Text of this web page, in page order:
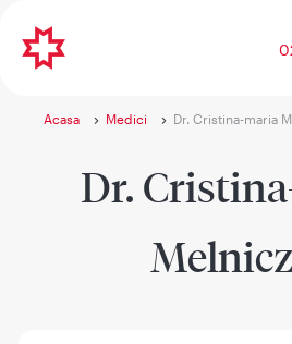
Acasa Medici Dr. Cristina-maria
Dr.